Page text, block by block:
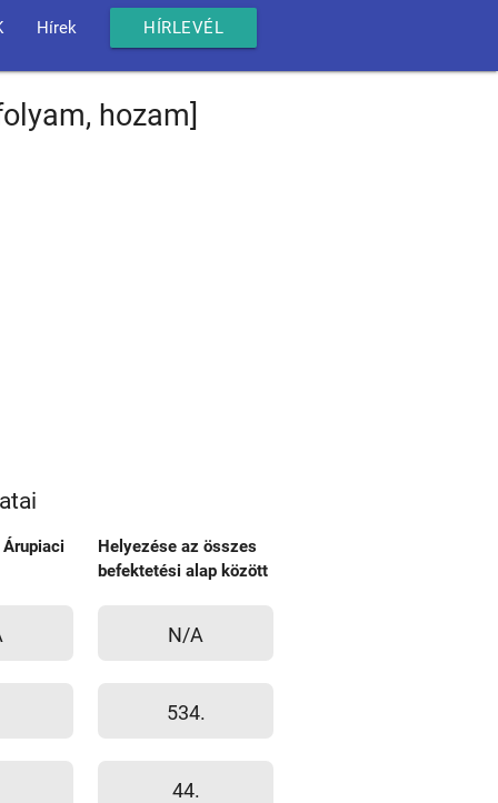
Hírek HÍRLEVÉL
hozam]
Helyezése az összes
befektetési alap között
N/A
534.
44.